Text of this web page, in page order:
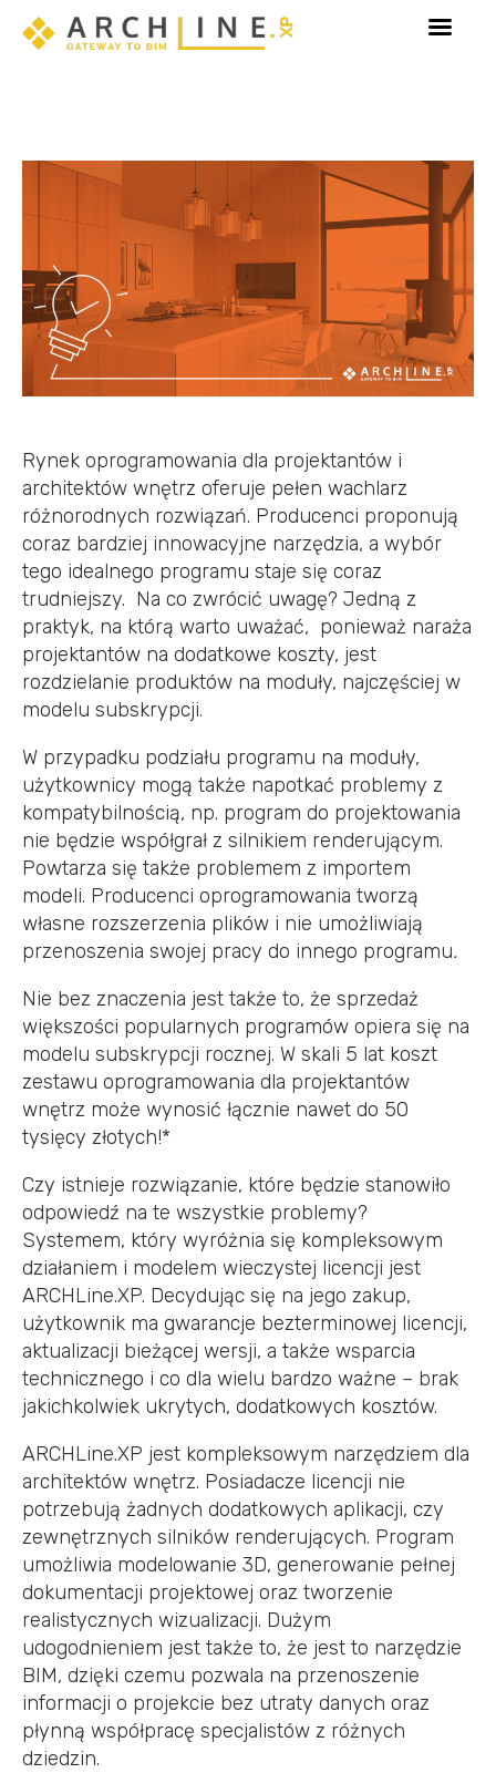
Poznaj Sketch Mode - tryb dedykowany edycji
Rynek oprogramowania dla projektantów i
architektów wnętrz oferuje pełen wachlarz
różnorodnych rozwiązań. Producenci proponują
coraz bardziej innowacyjne narzędzia, a wybór
tego idealnego programu staje się coraz
trudniejszy. Na co zwrócić uwagę? Jedną z
praktyk, na którą warto uważać, ponieważ naraża
projektantów na dodatkowe koszty, jest
rozdzielanie produktów na moduły, najczęściej w
modelu subskrypcji.
W przypadku podziału programu na moduły,
użytkownicy mogą także napotkać problemy z
kompatybilnością, np. program do projektowania
nie będzie współgrał z silnikiem renderującym.
Powtarza się także problemem z importem
modeli. Producenci oprogramowania tworzą
własne rozszerzenia plików i nie umożliwiają
przenoszenia swojej pracy do innego programu.
Nie bez znaczenia jest także to, że sprzedaż
większości popularnych programów opiera się na
modelu subskrypcji rocznej. W skali 5 lat koszt
zestawu oprogramowania dla projektantów
wnętrz może wynosić łącznie nawet do 50
tysięcy złotych!*
Czy istnieje rozwiązanie, które będzie stanowiło
odpowiedź na te wszystkie problemy?
Systemem, który wyróżnia się kompleksowym
działaniem i modelem wieczystej licencji jest
ARCHLine.XP. Decydując się na jego zakup,
użytkownik ma gwarancje bezterminowej licencji,
aktualizacji bieżącej wersji, a także wsparcia
technicznego i co dla wielu bardzo ważne – brak
jakichkolwiek ukrytych, dodatkowych kosztów.
ARCHLine.XP jest kompleksowym narzędziem dla
architektów wnętrz. Posiadacze licencji nie
potrzebują żadnych dodatkowych aplikacji, czy
zewnętrznych silników renderujących. Program
umożliwia modelowanie 3D, generowanie pełnej
dokumentacji projektowej oraz tworzenie
realistycznych wizualizacji. Dużym
udogodnieniem jest także to, że jest to narzędzie
BIM, dzięki czemu pozwala na przenoszenie
informacji o projekcie bez utraty danych oraz
płynną współpracę specjalistów z różnych
dziedzin.